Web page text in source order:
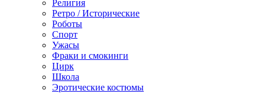
Религия
Ретро / Исторические
Роботы
Спорт
Ужасы
Фраки и смокинги
Цирк
Школа
Эротические костюмы